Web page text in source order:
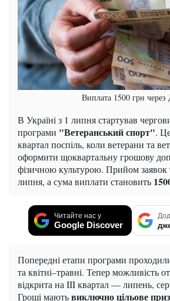
Виплата 1500 грн через
В Україні з 1 липня стартував
програми "Ветеранський спорт".
квартал поспіль, коли ветерани та
оформити щоквартальну грошову
фізичною культурою. Прийом заявок
липня, а сума виплати становить
Читайте нас у
Google Discover
Попередні етапи програми
та квітні–травні. Тепер можливість
відкрита на III квартал — липень,
Гроші маютьвиключно цільове